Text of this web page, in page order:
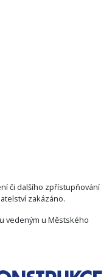
či dalšího zpřístupňování
zakázáno.
vedeným u Městského